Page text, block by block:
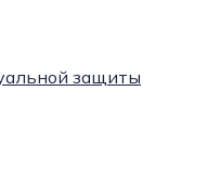
защиты